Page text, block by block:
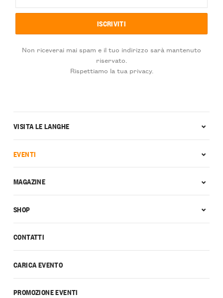
Non riceverai mai spam e il tuo indirizzo sarà mantenuto
riservato.
Rispettiamo la tua privacy.
CONTATTI
CARICA EVENTO
PROMOZIONE EVENTI
VISITA LE LANGHE
EVENTI
MAGAZINE
SHOP